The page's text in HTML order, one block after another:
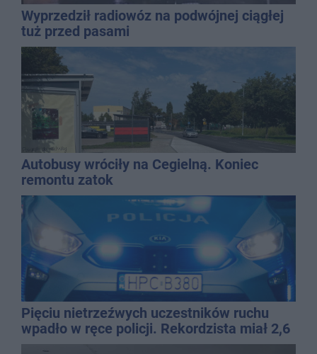
Wyprzedził radiowóz na podwójnej ciągłej
tuż przed pasami
Autobusy wróciły na Cegielną. Koniec
remontu zatok
Pięciu nietrzeźwych uczestników ruchu
wpadło w ręce policji. Rekordzista miał 2,6
promila